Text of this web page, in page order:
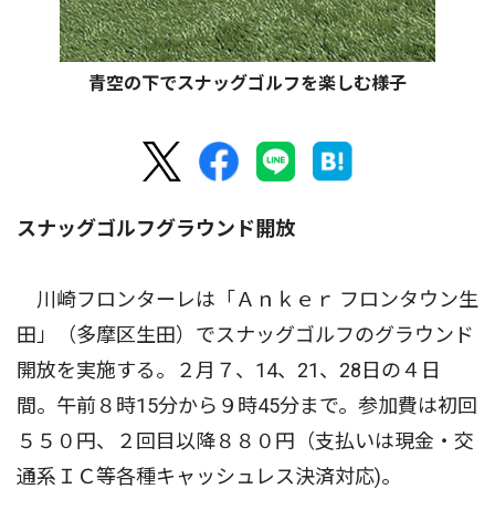
青空の下でスナッグゴルフを楽しむ様子
スナッグゴルフグラウンド開放
川崎フロンターレは「Ａｎｋｅｒ フロンタウン生
田」（多摩区生田）でスナッグゴルフのグラウンド
開放を実施する。２月７、14、21、28日の４日
間。午前８時15分から９時45分まで。参加費は初回
５５０円、２回目以降８８０円（支払いは現金・交
通系ＩＣ等各種キャッシュレス決済対応)。